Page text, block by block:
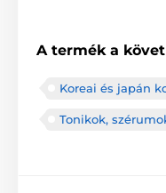
A termék a
Koreai és japán
Tonikok,